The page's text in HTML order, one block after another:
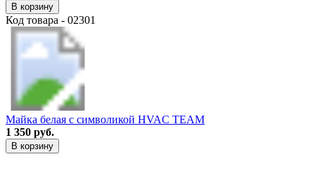
В корзину
Код товара - 02301
Майка белая с символикой HVAC TEAM
1 350 руб.
В корзину